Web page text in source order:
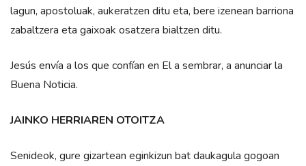
lagun, apostoluak, aukeratzen ditu eta, bere izenean barriona
zabaltzera eta gaixoak osatzera bialtzen ditu.
Jesús envía a los que confían en El a sembrar, a anunciar la
Buena Noticia.
JAINKO HERRIAREN OTOITZA
Senideok, gure gizartean eginkizun bat daukagula gogoan